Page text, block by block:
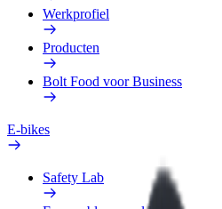
Werkprofiel
Producten
Bolt Food voor Business
E-bikes
Safety Lab